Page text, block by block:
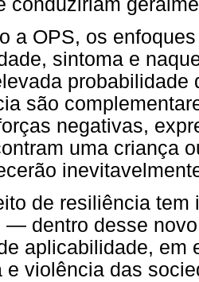
a OPS, os
sintoma e
são
negativas,
uma criança
de resiliência
— dentro desse
aplicabilidade, em
e violência das